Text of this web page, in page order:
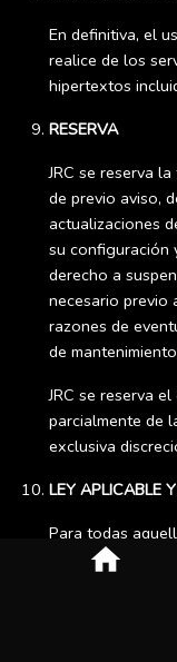
En definitiva, el
realice de los
hipertextos
RESERVA
JRC se reserva
de previo aviso,
actualizaciones
su configuración
derecho a
necesario previo
razones de
de
JRC se reserva
parcialmente de
exclusiva
LEY APLICABLE
Para todas
motivo de
home